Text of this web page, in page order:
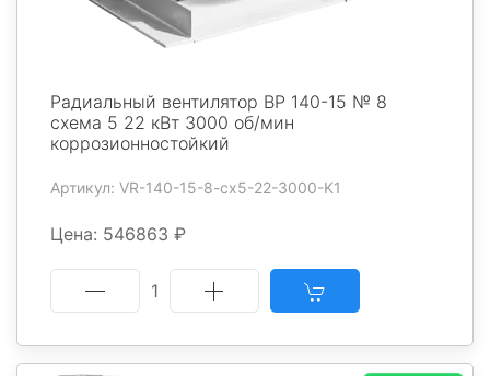
Радиальный вентилятор ВР 140-15 № 8
схема 5 22 кВт 3000 об/мин
коррозионностойкий
Артикул: VR-140-15-8-cx5-22-3000-K1
Цена: 546863 ₽
1